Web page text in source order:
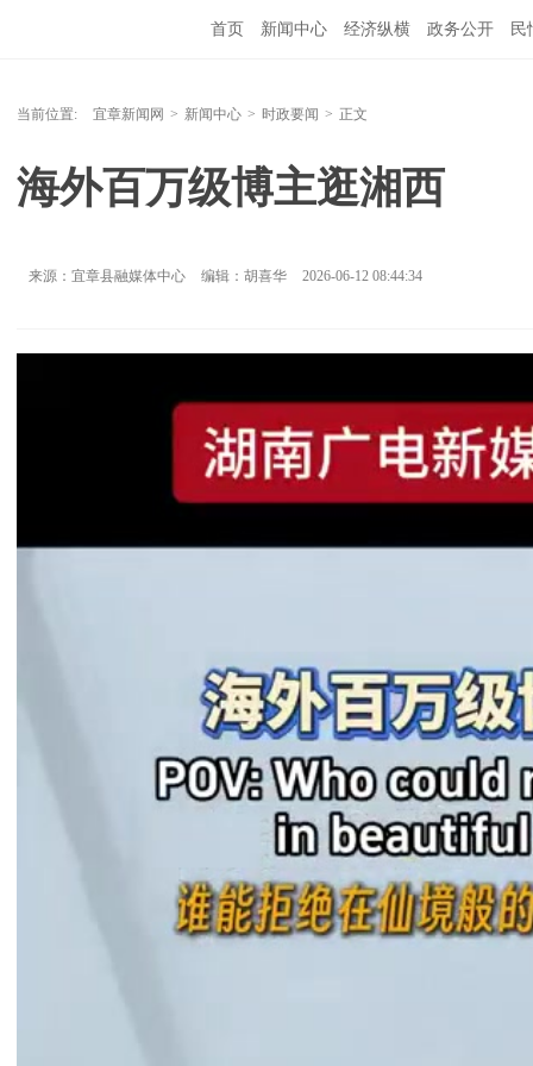
首页 新闻中心 经济纵横 政务公开 民
当前位置: 宜章新闻网 > 新闻中心 > 时政要闻 > 正文
海外百万级博主逛湘西
来源：宜章县融媒体中心 编辑：胡喜华 2026-06-12 08:44:34